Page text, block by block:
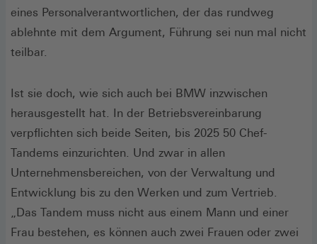
eines Personalverantwortlichen, der das rundweg
ablehnte mit dem Argument, Führung sei nun mal nicht
teilbar.
Ist sie doch, wie sich auch bei BMW inzwischen
herausgestellt hat. In der Betriebsvereinbarung
verpflichten sich beide Seiten, bis 2025 50 Chef-
Tandems einzurichten. Und zwar in allen
Unternehmensbereichen, von der Verwaltung und
Entwicklung bis zu den Werken und zum Vertrieb.
„Das Tandem muss nicht aus einem Mann und einer
Frau bestehen, es können auch zwei Frauen oder zwei